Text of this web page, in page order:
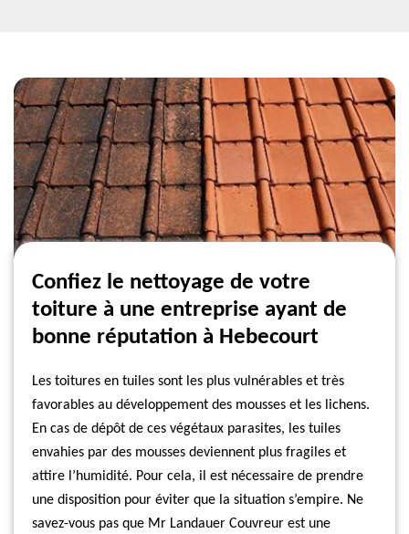
Confiez le nettoyage de votre
toiture à une entreprise ayant de
bonne réputation à Hebecourt
Les toitures en tuiles sont les plus vulnérables et très
favorables au développement des mousses et les lichens.
En cas de dépôt de ces végétaux parasites, les tuiles
envahies par des mousses deviennent plus fragiles et
attire l’humidité. Pour cela, il est nécessaire de prendre
une disposition pour éviter que la situation s’empire. Ne
savez-vous pas que Mr Landauer Couvreur est une